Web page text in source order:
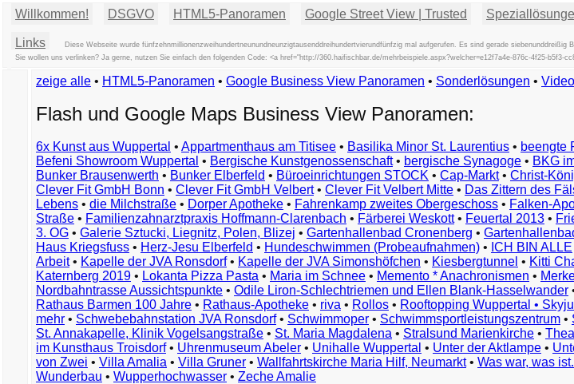
Willkommen! DSGVO HTML5-Panoramen Google Street View | Trusted
Links
Diese Webseite wurde fünfzehnmillionenzweihundertneunundneunzigtausenddreihundertvierundfünfzig mal aufgerufen. Es sind gerade siebenunddreißig
Sie wollen uns verlinken? Ja gerne, nutzen Sie einfach den folgenden Code: <a href="http://360.haifischbar.de/mehrbeispiele.aspx?welcher=e12f7a4e-876c-4f25-b5f3-
Beispiele
Exemples
Vorbeelden
Przykłady
Ejemplos
Örnekler
Παραδείγματα
Примеры
示
例
例
예
zeige alle • HTML5-Panoramen • Google Business View Panoramen • Sonderlösungen •
Flash und Google Maps Business View Panoramen:
6x Kunst aus Wuppertal • Appartmenthaus am Titisee • Basilika Minor St. Laurentius • beengte
Befeni Showroom Wuppertal • Bergische Kunstgenossenschaft• bergische Synagoge • BKG
Bunker Brausenwerth • Bunker Elberfeld • Büroeinrichtungen STOCK • Cap-Markt• Christ-
Clever Fit GmbH Bonn • Clever Fit GmbH Velbert• Clever Fit Velbert Mitte • Das Zittern des
Lebens • die Milchstraße • Dorper Apotheke • Fahrenkamp zweites Obergeschoss • Falken-
Straße • Familienzahnarztpraxis Hoffmann-Clarenbach • Färberei Weskott• Feuertal 2013 •
3. OG • Galerie Sztucki, Liegnitz, Polen, Blizej • Gartenhallenbad Cronenberg •
Haus Kriegsfuss • Herz-Jesu Elberfeld • Hundeschwimmen (Probeaufnahmen) • ICH BIN ALLE
Arbeit• Kapelle der JVA Ronsdorf• Kapelle der JVA Simonshöfchen • Kiesbergtunnel • Kitti
Katernberg 2019 • Lokanta Pizza Pasta • Maria im Schnee • Memento * Anachronismen •
Nordbahntrasse Aussichtspunkte • Odile Liron-Schlechtriemen und Ellen Blank-Hasselwander
Rathaus Barmen 100 Jahre • Rathaus-Apotheke • riva • Rollos • Rooftopping Wuppertal •
mehr • Schwebebahnstation JVA Ronsdorf• Schwimmoper • Schwimmsportleistungszentrum •
St. Annakapelle, Klinik Vogelsangstraße • St. Maria Magdalena • Stralsund Marienkirche •
im Kunsthaus Troisdorf• Uhrenmuseum Abeler • Unihalle Wuppertal • Unter der Aktlampe •
von Zwei • Villa Amalia • Villa Gruner • Wallfahrtskirche Maria Hilf, Neumarkt• Was war, was
Wunderbau • Wupperhochwasser • Zeche Amalie